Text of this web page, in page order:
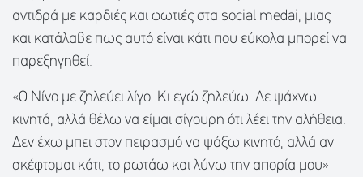
αντιδρά με καρδιές και φωτιές στα social medai, μιας
και κατάλαβε πως αυτό είναι κάτι που εύκολα μπορεί να
παρεξηγηθεί.
«Ο Νίνο με ζηλεύει λίγο. Κι εγώ ζηλεύω. Δε ψάχνω
κινητά, αλλά θέλω να είμαι σίγουρη ότι λέει την αλήθεια.
Δεν έχω μπει στον πειρασμό να ψάξω κινητό, αλλά αν
σκέφτομαι κάτι, το ρωτάω και λύνω την απορία μου»